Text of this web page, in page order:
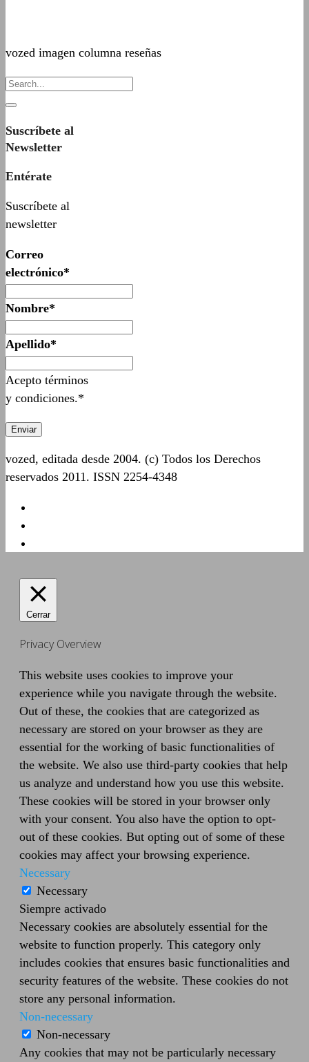
vozed imagen columna reseñas
Suscríbete al
Newsletter
Entérate
Suscríbete al
newsletter
Correo
electrónico*
Nombre*
Apellido*
Acepto términos
y condiciones.*
vozed, editada desde 2004. (c) Todos los Derechos
reservados 2011. ISSN 2254-4348
Cerrar
Privacy Overview
This website uses cookies to improve your
experience while you navigate through the website.
Out of these, the cookies that are categorized as
necessary are stored on your browser as they are
essential for the working of basic functionalities of
the website. We also use third-party cookies that help
us analyze and understand how you use this website.
These cookies will be stored in your browser only
with your consent. You also have the option to opt-
out of these cookies. But opting out of some of these
cookies may affect your browsing experience.
Necessary
Necessary
Siempre activado
Necessary cookies are absolutely essential for the
website to function properly. This category only
includes cookies that ensures basic functionalities and
security features of the website. These cookies do not
store any personal information.
Non-necessary
Non-necessary
Any cookies that may not be particularly necessary